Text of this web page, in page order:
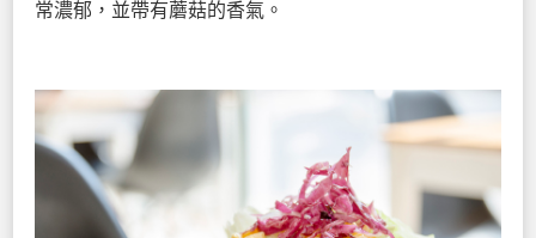
常濃郁，並帶有蘑菇的香氣。